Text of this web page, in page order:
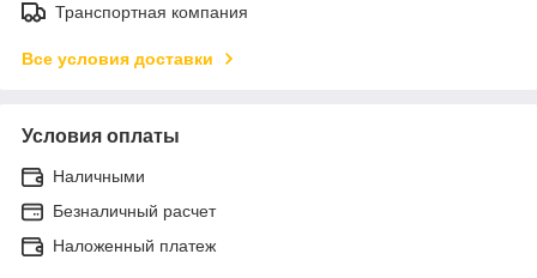
Транспортная компания
Все условия доставки
Условия оплаты
Наличными
Безналичный расчет
Наложенный платеж